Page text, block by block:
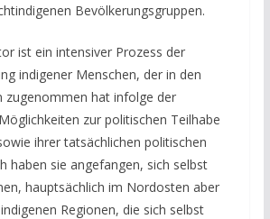
Bevölkerungsgruppen.
ist ein intensiver Prozess der
indigener Menschen, der in den
zugenommen hat infolge der
zur politischen Teilhabe
ihrer tatsächlichen politischen
haben sie angefangen, sich selbst
hauptsächlich im Nordosten aber
Regionen, die sich selbst